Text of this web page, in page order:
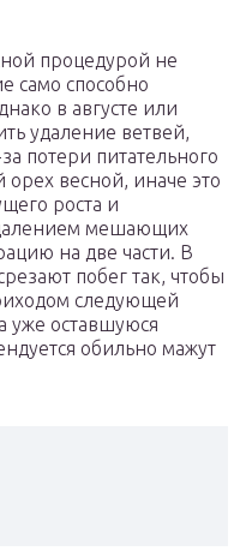
процедурой не
само способно
в августе или
удаление ветвей,
потери питательного
весной, иначе это
роста и
мешающих
на две части. В
побег так, чтобы
следующей
уже оставшуюся
обильно мажут